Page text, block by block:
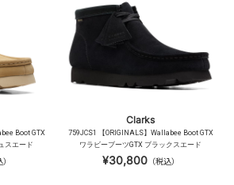
Boot GTX
スエード
Clarks
759JCS1 【ORIGINALS】Wallabee Boot GTX
ワラビーブーツGTX ブラックスエード
¥30,800（税込）